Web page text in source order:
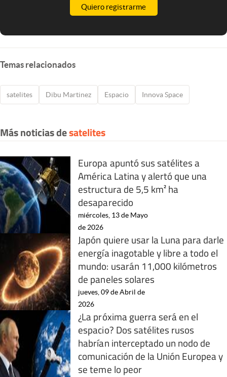
Quiero registrarme
Temas relacionados
satelites Dibu Martinez Espacio Innova Space
Más noticias desatelites
Europa apuntó sus satélites a
América Latina y alertó que una
estructura de 5,5 km² ha
desaparecido
miércoles, 13 de Mayo
de 2026
Japón quiere usar la Luna para darle
energía inagotable y libre a todo el
mundo: usarán 11,000 kilómetros
de paneles solares
jueves, 09 de Abril de
2026
¿La próxima guerra será en el
espacio? Dos satélites rusos
habrían interceptado un nodo de
comunicación de la Unión Europea y
se teme lo peor